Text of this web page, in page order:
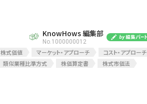
匿名360°評価
KnowHows 編集部
No.1000000012
株式価値 マーケット・アプローチ
コスト・アプローチ
類似業種比準方式 株価算定書
株式市価法